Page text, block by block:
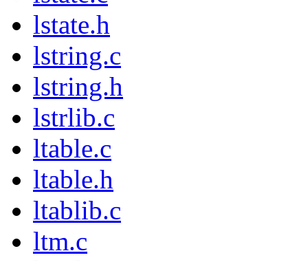
lstate.h
lstring.c
lstring.h
lstrlib.c
ltable.c
ltable.h
ltablib.c
ltm.c